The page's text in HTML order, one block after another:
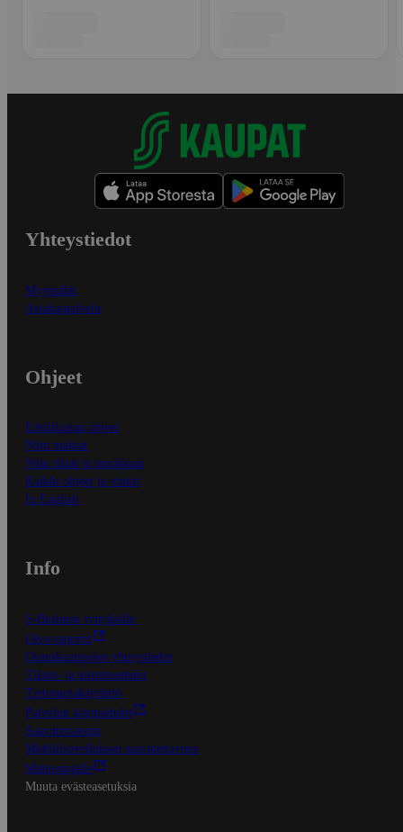
Yhteystiedot
Myymälät
Asiakaspalvelu
Ohjeet
Ensitilaajan ohjeet
Näin maksat
Näin tilaat ja muokkaat
Kaikki ohjeet ja vinkit
In English
Info
S-Business yrityksille
Oiva-raportit
Osuuskauppojen yhteystiedot
Tilaus- ja toimitusehdot
Tietosuojakäytäntö
Palvelun käyttöehdot
Saavutettavuus
Mobiilisovelluksen saavutettavuus
Mainostajalle
Muuta evästeasetuksia